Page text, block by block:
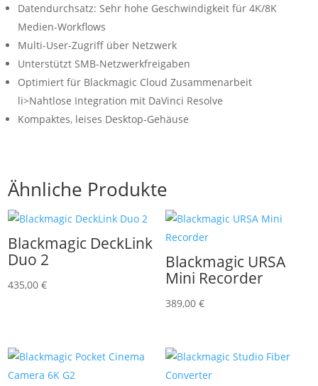
Datendurchsatz: Sehr hohe Geschwindigkeit für 4K/8K
Medien-Workflows
Multi-User-Zugriff über Netzwerk
Unterstützt SMB-Netzwerkfreigaben
Optimiert für Blackmagic Cloud Zusammenarbeit
li>Nahtlose Integration mit DaVinci Resolve
Kompaktes, leises Desktop-Gehäuse
Ähnliche Produkte
Blackmagic DeckLink
Duo 2
435,00€
Blackmagic URSA
Mini Recorder
389,00 €